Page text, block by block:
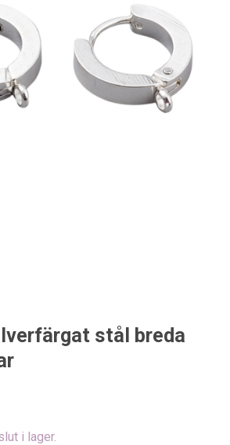
stål breda
i lager.